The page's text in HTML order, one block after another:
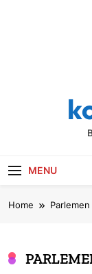
MENU
Home Parlemen